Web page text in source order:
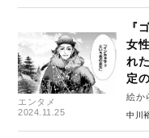
エンタメ
2024.11.25
『
女
れ
定
絵か
中川